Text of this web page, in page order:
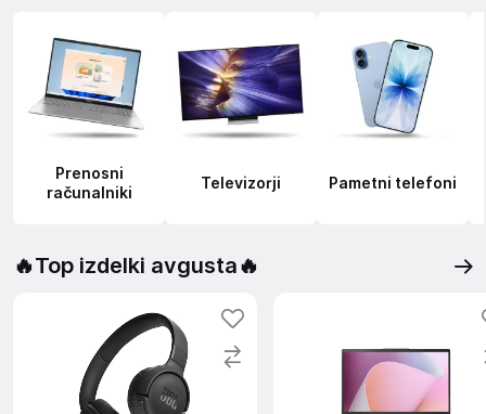
Prenosni
računalniki
Televizorji Pametni telefoni
🔥Top izdelki avgusta🔥